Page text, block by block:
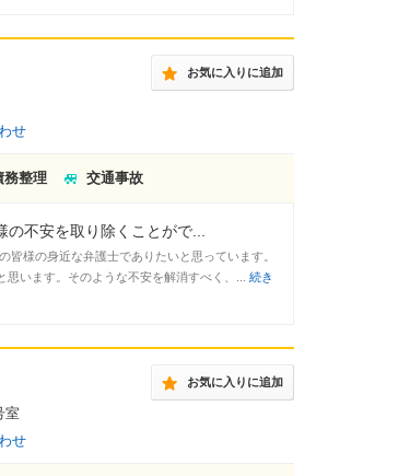
お気に入りに追加
せ
務整理 交通事故
の不安を取り除くことがで...
様の身近な弁護士でありたいと思っています。
思います。そのような不安を解消すべく、... 続き
お気に入りに追加
室
せ